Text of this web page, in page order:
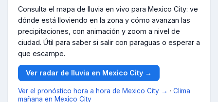
Consulta el mapa de lluvia en vivo para Mexico City: ve
dónde está lloviendo en la zona y cómo avanzan las
precipitaciones, con animación y zoom a nivel de
ciudad. Útil para saber si salir con paraguas o esperar a
que escampe.
Ver radar de lluvia en Mexico City →
Ver el pronóstico hora a hora de Mexico City → · Clima
mañana en Mexico City